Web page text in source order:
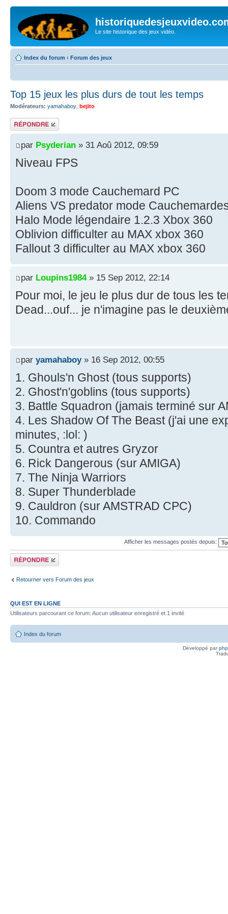
Le site historique des jeux vidéo.
Index du forum ‹ Forum des jeux
Top 15 jeux les plus durs de tout les temps
Modérateurs: yamahaboy bejito
Répondre
par Psyderian » 31 Aoû 2012, 09:59
Niveau FPS
Doom 3 mode Cauchemard PC
Aliens VS predator mode
Halo Mode légendaire 1.2.3 Xbox 360
Oblivion difficulter au MAX xbox 360
Fallout 3 difficulter au MAX xbox 360
par Loupins1984» 15 Sep 2012, 22:14
Pour moi, le jeu le plus dur de tous les
Dead...ouf... je n'imagine pas le
par yamahaboy» 16 Sep 2012, 00:55
1. Ghouls'n Ghost (tous supports)
2. Ghost'n'goblins (tous supports)
3. Battle Squadron (jamais terminé sur
4. Les Shadow Of The Beast (j'ai une
minutes, :lol: )
5. Countra et autres Gryzor
6. Rick Dangerous (sur AMIGA)
7. The Ninja Warriors
8. Super Thunderblade
9. Cauldron (sur AMSTRAD CPC)
10. Commando
Afficher les messages postés depuis:
Répondre
Retourner vers Forum des jeux
QUI EST EN LIGNE
Utilisateurs parcourant ce forum: Aucun utilisateur enregistré et 1 invité
Index du forum
Développé par